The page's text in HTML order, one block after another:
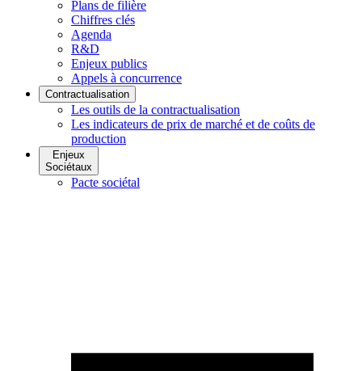
Plans de filière
Chiffres clés
Agenda
R&D
Enjeux publics
Appels à concurrence
Contractualisation
Les outils de la contractualisation
Les indicateurs de prix de marché et de coûts de
production
Enjeux
Sociétaux
Pacte sociétal